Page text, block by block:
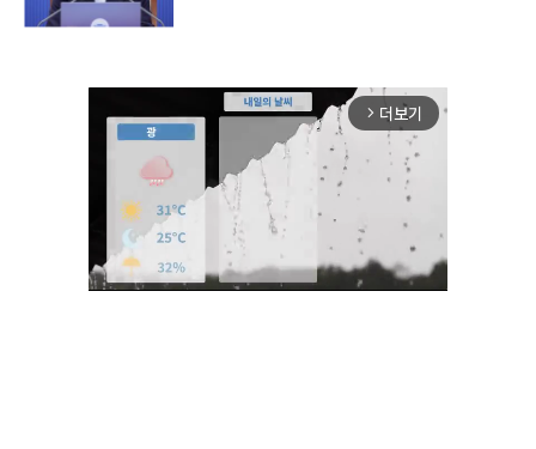
arrow_forward_ios 더보기